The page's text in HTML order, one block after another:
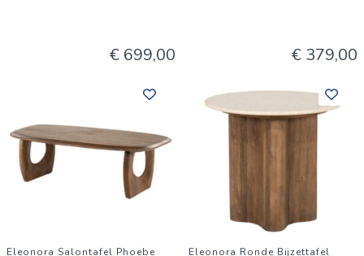
€ 699,00 € 379,00
Eleonora Salontafel Phoebe Eleonora Ronde Bijzettafel